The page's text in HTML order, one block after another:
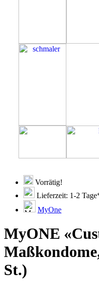
Vorrätig!
Lieferzeit: 1-2
MyOne
MyONE
St.)